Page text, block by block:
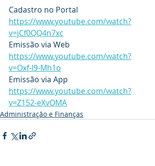
Cadastro no Portal
https://www.youtube.com/watch?
v=jCf0QQ4n7xc
Emissão via Web
https://www.youtube.com/watch?
v=Oxf-l9-Mh1o
Emissão via App
https://www.youtube.com/watch?
v=Z152-eXvOMA
Administração e Finanças